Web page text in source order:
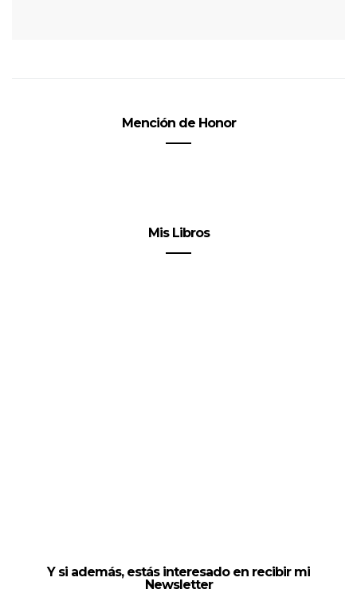
Mención de Honor
Mis Libros
Y si además, estás interesado en recibir mi
Newsletter